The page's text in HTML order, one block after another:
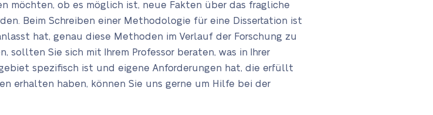
möchten, ob es möglich ist, neue Fakten über das fragliche
Beim Schreiben einer Methodologie für eine Dissertation ist
hat, genau diese Methoden im Verlauf der Forschung zu
sollten Sie sich mit Ihrem Professor beraten, was in Ihrer
spezifisch ist und eigene Anforderungen hat, die erfüllt
erhalten haben, können Sie uns gerne um Hilfe bei der